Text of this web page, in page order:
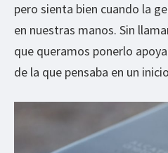
pero sienta bien cuando la
en nuestras manos. Sin
que queramos ponerlo
de la que pensaba en un